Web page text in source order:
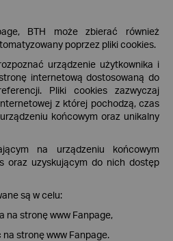
BTH może zbierać również
poprzez pliki cookies.
urządzenie użytkownika i
internetową dostosowaną do
Pliki cookies zazwyczaj
z której pochodzą, czas
końcowym oraz unikalny
na urządzeniu końcowym
oraz uzyskującym do nich dostęp
są w celu:
na stronę www Fanpage,
stronę www Fanpage.